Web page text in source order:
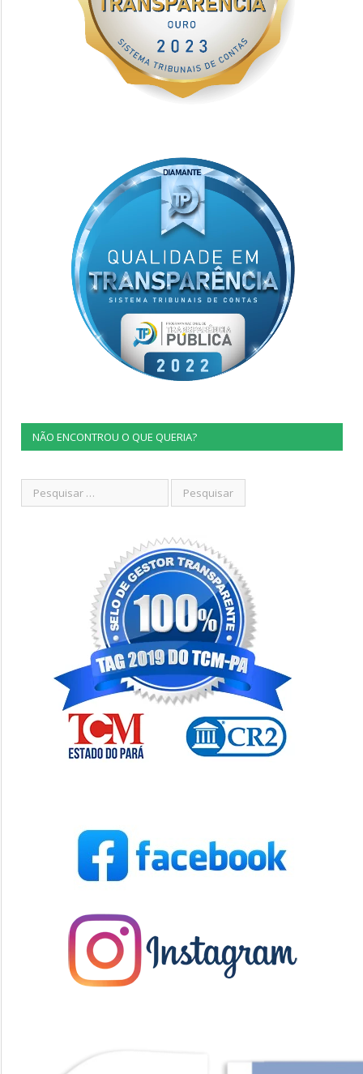
NÃO ENCONTROU O QUE QUERIA?